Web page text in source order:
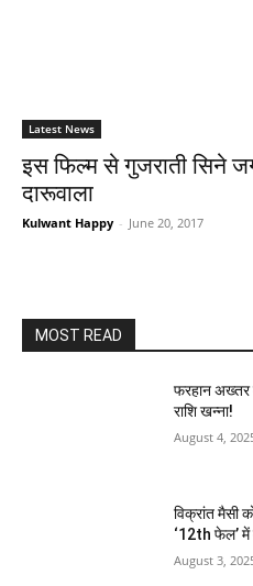
Latest News
इस फिल्‍म से गुजराती सिने
दारूवाला
Kulwant Happy - June 20, 2017
MOST READ
फरहान अख्तर
राशि खन्ना!
August 4,
विक्रांत मैसी
‘12th फेल’ में
August 3,